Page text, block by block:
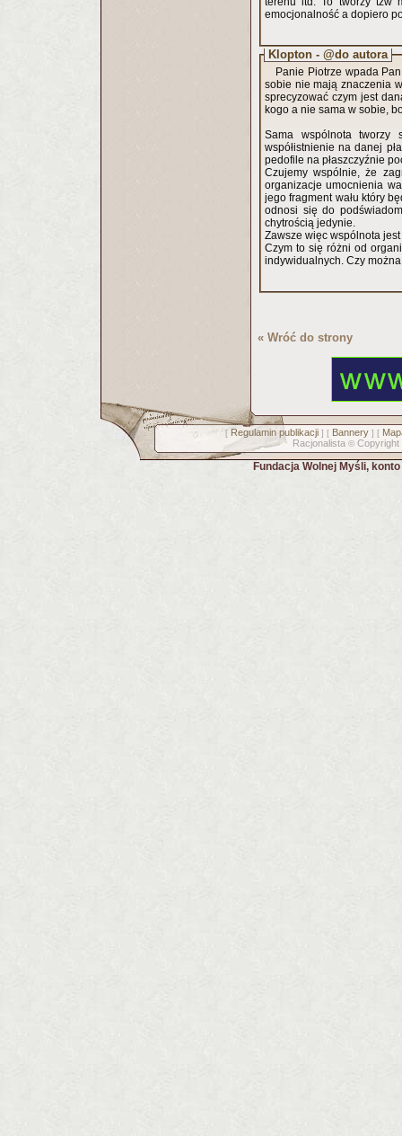
emocjonalność a dopiero
Klopton - @do autora
Panie Piotrze wpada
sobie nie mają znaczenia
sprecyzować czym jest
kogo a nie sama w sobie,
Sama wspólnota
współistnienie na danej
pedofile na płaszczyźnie
Czujemy wspólnie, że
organizacje umocnienia
jego fragment wału który
odnosi się do
chytrością jedynie.
Zawsze więc wspólnota
Czym to się różni od
indywidualnych. Czy
« Wróć do strony
[ Regulamin publikacji] [ Bannery] [
Racjonalista © Copyright
Fundacja Wolnej Myśli,